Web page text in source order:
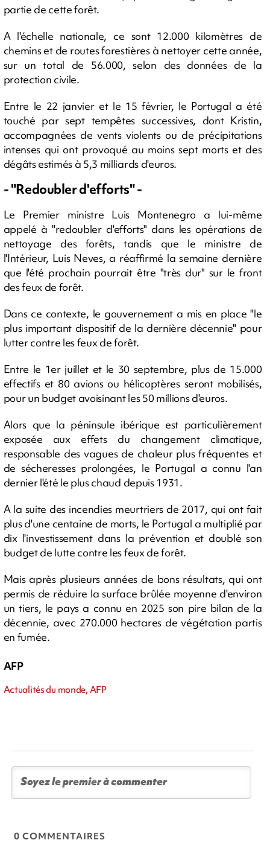
partie de cette forêt.
A l'échelle nationale, ce sont 12.000 kilomètres de
chemins et de routes forestières à nettoyer cette année,
sur un total de 56.000, selon des données de la
protection civile.
Entre le 22 janvier et le 15 février, le Portugal a été
touché par sept tempêtes successives, dont Kristin,
accompagnées de vents violents ou de précipitations
intenses qui ont provoqué au moins sept morts et des
dégâts estimés à 5,3 milliards d'euros.
- "Redoubler d'efforts" -
Le Premier ministre Luis Montenegro a lui-même
appelé à "redoubler d'efforts" dans les opérations de
nettoyage des forêts, tandis que le ministre de
l'Intérieur, Luis Neves, a réaffirmé la semaine dernière
que l'été prochain pourrait être "très dur" sur le front
des feux de forêt.
Dans ce contexte, le gouvernement a mis en place "le
plus important dispositif de la dernière décennie" pour
lutter contre les feux de forêt.
Entre le 1er juillet et le 30 septembre, plus de 15.000
effectifs et 80 avions ou hélicoptères seront mobilisés,
pour un budget avoisinant les 50 millions d'euros.
Alors que la péninsule ibérique est particulièrement
exposée aux effets du changement climatique,
responsable des vagues de chaleur plus fréquentes et
de sécheresses prolongées, le Portugal a connu l'an
dernier l'été le plus chaud depuis 1931.
A la suite des incendies meurtriers de 2017, qui ont fait
plus d'une centaine de morts, le Portugal a multiplié par
dix l'investissement dans la prévention et doublé son
budget de lutte contre les feux de forêt.
Mais après plusieurs années de bons résultats, qui ont
permis de réduire la surface brûlée moyenne d'environ
un tiers, le pays a connu en 2025 son pire bilan de la
décennie, avec 270.000 hectares de végétation partis
en fumée.
AFP
Actualités du monde, AFP
0 COMMENTAIRES